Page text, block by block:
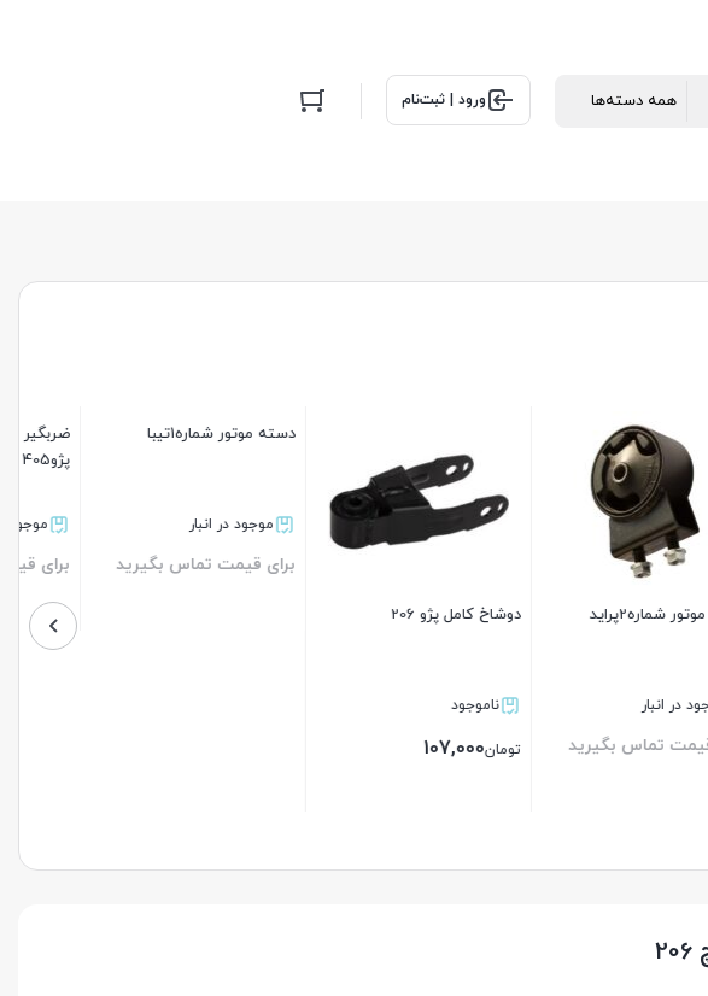
ورود | ثبت‌نام
دسته موتور شماره1تیبا
موجود در انبار
برای قیمت تماس بگیرید
پژو405 الماس یدک
موجود در انبار
برای قیمت تماس بگیرید
ضربه گیر معمولی نیسان
موجود در انبار
برای قیمت تماس بگیرید